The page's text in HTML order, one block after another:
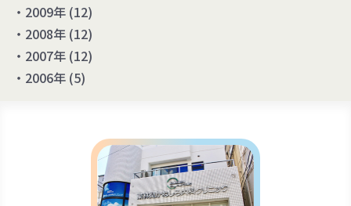
2009年 (12)
2008年 (12)
2007年 (12)
2006年 (5)